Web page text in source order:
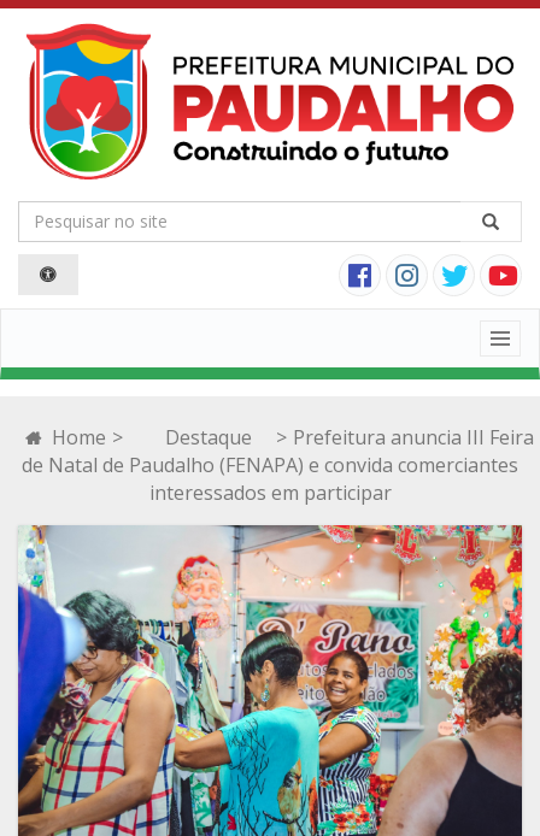
Home > Destaque > Prefeitura anuncia III Feira
de Natal de Paudalho (FENAPA) e convida comerciantes
interessados em participar